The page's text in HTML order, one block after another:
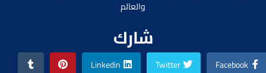
والعالم
شارك
Facebook
Twitter
Linkedin